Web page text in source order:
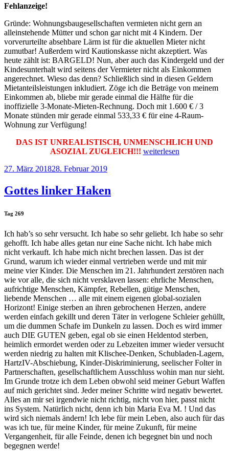
Fehlanzeige!
Gründe: Wohnungsbaugesellschaften vermieten nicht gern an
alleinstehende Mütter und schon gar nicht mit 4 Kindern. Der
vorverurteilte absehbare Lärm ist für die aktuellen Mieter nicht
zumutbar! Außerdem wird Kautionskasse nicht akzeptiert. Was
heute zählt ist: BARGELD! Nun, aber auch das Kindergeld und der
Kindesunterhalt wird seitens der Vermieter nicht als Einkommen
angerechnet. Wieso das denn? Schließlich sind in diesen Geldern
Mietanteilsleistungen inkludiert. Zöge ich die Beträge von meinem
Einkommen ab, bliebe mir gerade einmal die Hälfte für die
inoffizielle 3-Monate-Mieten-Rechnung. Doch mit 1.600 € / 3
Monate stünden mir gerade einmal 533,33 € für eine 4-Raum-
Wohnung zur Verfügung!
DAS IST UNREALISTISCH, UNMENSCHLICH UND
ASOZIAL ZUGLEICH!!! „Allein
weiterlesen
Veröffentlicht
27. März 201828. Februar 2019
Gottes linker Haken
Tag 269
Ich hab’s so sehr versucht. Ich habe so sehr geliebt. Ich habe so sehr
gehofft. Ich habe alles getan nur eine Sache nicht. Ich habe mich
nicht verkauft. Ich habe mich nicht brechen lassen. Das ist der
Grund, warum ich wieder einmal vertrieben werde und mit mir
meine vier Kinder. Die Menschen im 21. Jahrhundert zerstören nach
wie vor alle, die sich nicht versklaven lassen: ehrliche Menschen,
aufrichtige Menschen, Kämpfer, Rebellen, gütige Menschen,
liebende Menschen … alle mit einem eigenen global-sozialen
Horizont! Einige sterben an ihren gebrochenen Herzen, andere
werden einfach gekillt und deren Täter in verlogene Schleier gehüllt,
um die dummen Schafe im Dunkeln zu lassen. Doch es wird immer
auch DIE GUTEN geben, egal ob sie einen Heldentod sterben,
heimlich ermordet werden oder zu Lebzeiten immer wieder versucht
werden niedrig zu halten mit Klischee-Denken, Schubladen-Lagern,
HartzIV-Abschiebung, Kinder-Diskriminierung, seelischer Folter in
Partnerschaften, gesellschaftlichem Ausschluss wohin man nur sieht.
Im Grunde trotze ich dem Leben obwohl seid meiner Geburt Waffen
auf mich gerichtet sind. Jeder meiner Schritte wird negativ bewertet.
Alles an mir sei irgendwie nicht richtig, nicht von hier, passt nicht
ins System. Natürlich nicht, denn ich bin Maria Eva M. ! Und das
wird sich niemals ändern! Ich lebe für mein Leben, also auch für das
was ich tue, für meine Kinder, für meine Zukunft, für meine
Vergangenheit, für alle Feinde, denen ich begegnet bin und noch
begegnen werde!